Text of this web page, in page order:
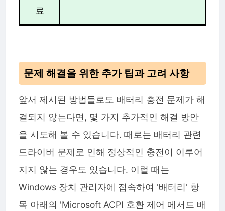
료
문제 해결을 위한 추가 팁과 고려 사항
앞서 제시된 방법들로도 배터리 충전 문제가 해
결되지 않는다면, 몇 가지 추가적인 해결 방안
을 시도해 볼 수 있습니다. 때로는 배터리 관련
드라이버 문제로 인해 정상적인 충전이 이루어
지지 않는 경우도 있습니다. 이럴 때는
Windows 장치 관리자에 접속하여 '배터리' 항
목 아래의 'Microsoft ACPI 호환 제어 메서드 배